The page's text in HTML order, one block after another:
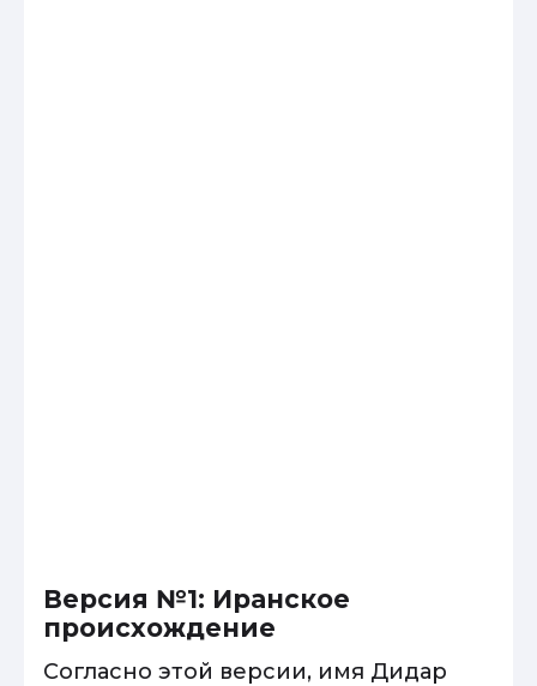
Версия №1: Иранское
происхождение
Согласно этой версии, имя Дидар